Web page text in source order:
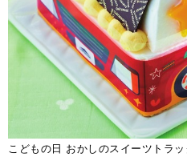
こどもの日 おかしのスイーツトラッ